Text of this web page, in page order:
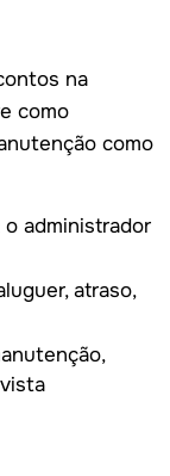
na
como
como
administrador
atraso,